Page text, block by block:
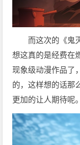
而这次的《鬼
想这真的是经费在
现象级动漫作品了
的，这样想的话那
更加的让人期待呢。